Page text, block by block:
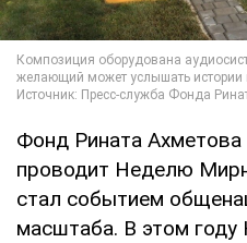
Фонд Рината
проводит Неделю
стал событием
масштаба. В этом